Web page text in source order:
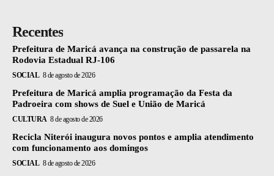
Recentes
Prefeitura de Maricá avança na construção de passarela na
Rodovia Estadual RJ-106
SOCIAL 8 de agosto de 2026
Prefeitura de Maricá amplia programação da Festa da
Padroeira com shows de Suel e União de Maricá
CULTURA 8 de agosto de 2026
Recicla Niterói inaugura novos pontos e amplia atendimento
com funcionamento aos domingos
SOCIAL 8 de agosto de 2026